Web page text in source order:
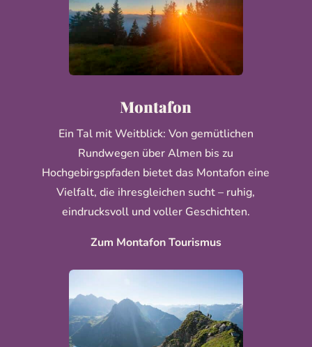
Montafon
Ein Tal mit Weitblick: Von gemütlichen
Rundwegen über Almen bis zu
Hochgebirgspfaden bietet das Montafon eine
Vielfalt, die ihresgleichen sucht – ruhig,
eindrucksvoll und voller Geschichten.
Zum Montafon Tourismus